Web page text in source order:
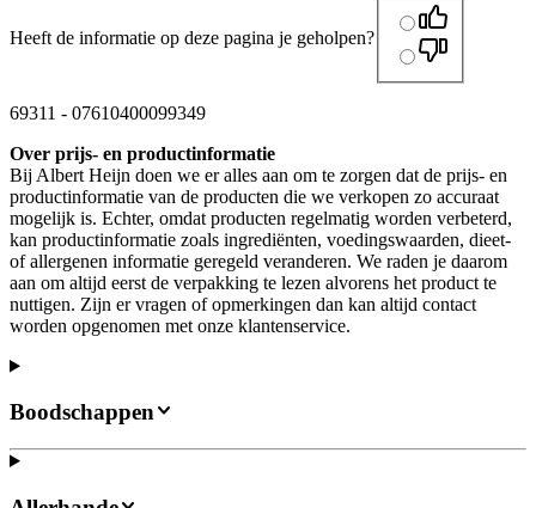
Heeft de informatie op deze pagina je geholpen?
69311 - 07610400099349
Over prijs- en productinformatie
Bij Albert Heijn doen we er alles aan om te zorgen dat de prijs- en
productinformatie van de producten die we verkopen zo accuraat
mogelijk is. Echter, omdat producten regelmatig worden verbeterd,
kan productinformatie zoals ingrediënten, voedingswaarden, dieet-
of allergenen informatie geregeld veranderen. We raden je daarom
aan om altijd eerst de verpakking te lezen alvorens het product te
nuttigen. Zijn er vragen of opmerkingen dan kan altijd contact
worden opgenomen met onze klantenservice.
Boodschappen